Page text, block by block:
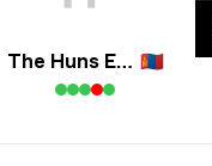
The Huns Esports 🇲🇳